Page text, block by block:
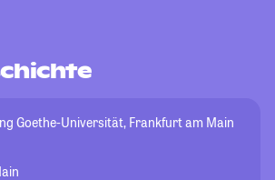
Goethe-Universität, Frankfurt am Main